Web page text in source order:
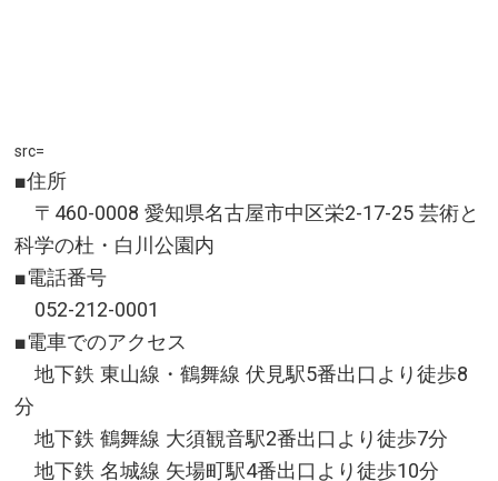
src=
■住所
〒460-0008 愛知県名古屋市中区栄2-17-25 芸術と
科学の杜・白川公園内
■電話番号
052-212-0001
■電車でのアクセス
地下鉄 東山線・鶴舞線 伏見駅5番出口より徒歩8
分
地下鉄 鶴舞線 大須観音駅2番出口より徒歩7分
地下鉄 名城線 矢場町駅4番出口より徒歩10分